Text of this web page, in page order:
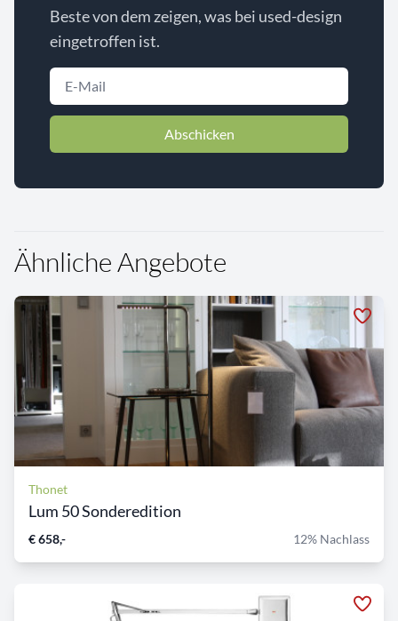
Beste von dem zeigen, was bei used-design
eingetroffen ist.
Abschicken
Ähnliche Angebote
Thonet
Lum 50 Sonderedition
€ 658,- 12% Nachlass